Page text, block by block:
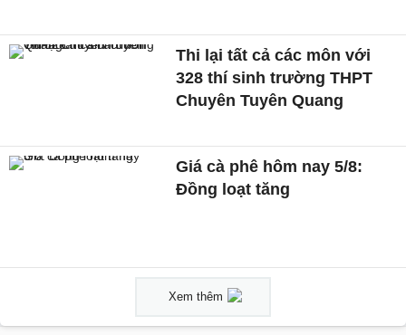
Thi lại tất cả các môn với
328 thí sinh trường THPT
Chuyên Tuyên Quang
Giá cà phê hôm nay 5/8:
Đồng loạt tăng
Xem thêm